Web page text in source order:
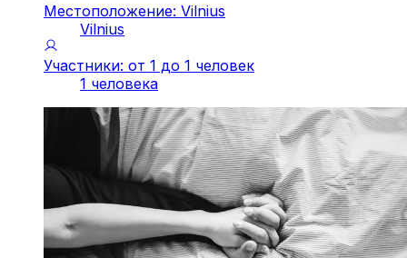
Местоположение: Vilnius
Vilnius
Участники: от 1 до 1 человек
1 человека